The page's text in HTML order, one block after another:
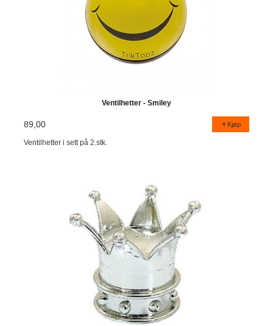
Ventilhetter - Smiley
89,00 Kjøp
Ventilhetter i sett på 2.stk.